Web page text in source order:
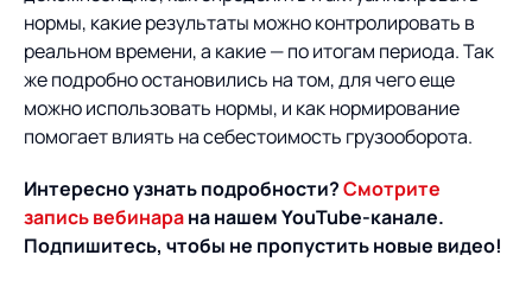
нормы, какие результаты можно контролировать в
реальном времени, а какие — по итогам периода. Так
же подробно остановились на том, для чего еще
можно использовать нормы, и как нормирование
помогает влиять на себестоимость грузооборота.
Интересно узнать подробности?Смотрите
запись вебинарана нашем YouTube-канале.
Подпишитесь, чтобы не пропустить новые видео!